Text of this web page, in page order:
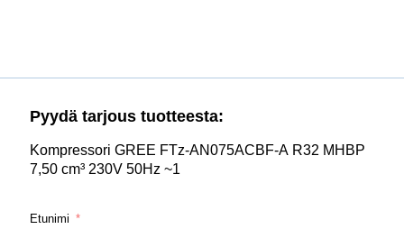
Pyydä tarjous tuotteesta:
Kompressori GREE FTz-AN075ACBF-A R32 MHBP
7,50 cm³ 230V 50Hz ~1
Etunimi